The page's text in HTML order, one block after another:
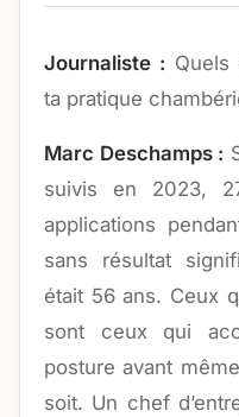
Journaliste : Quels
ta pratique
Marc Deschamps :
suivis en 2023,
applications
sans résultat
était 56 ans. Ceux
sont ceux qui
posture avant
soit. Un chef